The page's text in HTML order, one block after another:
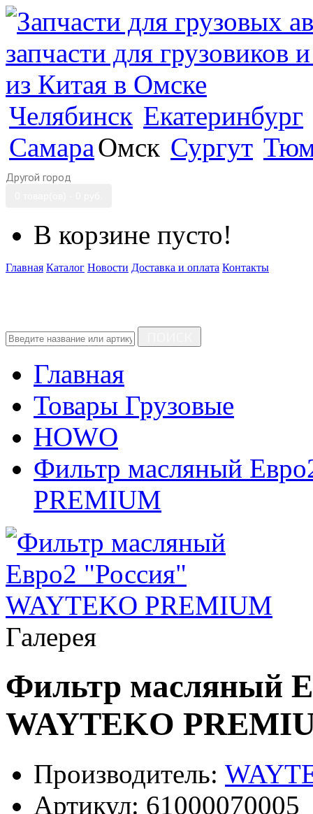
Челябинск Екатеринбург
СамараОмск Сургут
Другой город
В корзине пусто!
Главная Каталог Новости Доставка и оплата Контакты
Главная
Товары Грузовые
HOWO
Фильтр масляный
PREMIUM
Галерея
Фильтр масляный
WAYTEKO
Производитель:
Артикул: 61000070005